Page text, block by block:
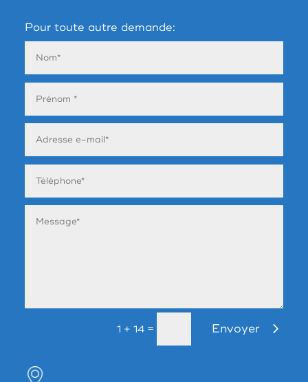
Pour toute autre demande:
1 + 14 = Envoyer